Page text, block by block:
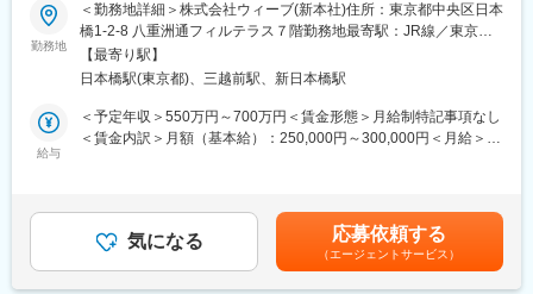
（4）組織フェーズの面白さ：DX推進チームはまだ立ち上げ期
で、体制を拡充予定。コアメンバーとして組織を形づくることが
できます。
DX推進部門は現在部長1名（40代男性・中途入社者）に情報シス
テム部門4名、DX企画部門17名（業務委託含む）で構成されてい
私たちは中古住宅買取再販事業に関する販売戸数のランキングに
おいて、 12年連続 No.1！
グループ会社と合わせて 2 位以下に 14 倍近い差をつける実績を
■業務内容：※株式会社ウィーブへの出向となります※
・東証プライム上場企業「スターツグループ」全体の、社内イン
フラの各種運用・保守業務を中心にお任せします。
その他、セキュリティ関連、ネットワーク関連業務もお任せ予定
です。
るサービスを提供するスターツグループです。
勤務地
＜勤務地詳細＞株式会社ウィーブ(新本社)住所：東京都中央区日本
橋1-2-8 八重洲通フィルテラス７階勤務地最寄駅：JR線／東京駅
受動喫煙対策：屋内全面禁煙変更の範囲：会社の定める事業所
（リモートワーク含む）
【最寄り駅】
日本橋駅(東京都)、三越前駅、新日本橋駅
給与
＜予定年収＞550万円～700万円＜賃金形態＞月給制特記事項なし
＜賃金内訳＞月額（基本給）：250,000円～300,000円＜月給＞
可能性があります。月給(月額)は固定手当を含めた表記です。
気になる 応募依頼する
（エージェントサービス）